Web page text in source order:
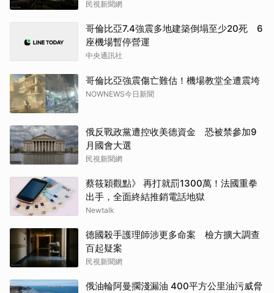
民視新聞網
哥倫比亞7.4強震多地建築倒塌至少20死 6
座機場暫停營運
中央通訊社
哥倫比亞強震傷亡難估！機場教堂全遭震垮
NOWNEWS今日新聞
俄反戰政黨遭控收美德資金 恐被禁參加9
月國會大選
民視新聞網
蔡筱穎觀點》 再打就罰1300萬！法國重拳
出手，全面終結推銷電話地獄
Newtalk
德國殺手護理師涉更多命案 檢方擴大調查
百起疑案
民視新聞網
俄油輪阿曼擱淺漏油 400平方公里油污威脅